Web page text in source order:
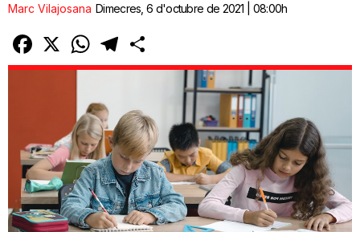
Marc Vilajosana Dimecres, 6 d'octubre de 2021 | 08:00h
Facebook
X WhatsAppTelegram